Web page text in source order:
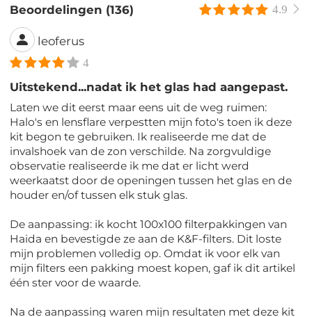
Beoordelingen (136) 4.9
leoferus
4
Uitstekend...nadat ik het glas had aangepast.
Laten we dit eerst maar eens uit de weg ruimen:
Halo's en lensflare verpestten mijn foto's toen ik deze
kit begon te gebruiken. Ik realiseerde me dat de
invalshoek van de zon verschilde. Na zorgvuldige
observatie realiseerde ik me dat er licht werd
weerkaatst door de openingen tussen het glas en de
houder en/of tussen elk stuk glas.
De aanpassing: ik kocht 100x100 filterpakkingen van
Haida en bevestigde ze aan de K&F-filters. Dit loste
mijn problemen volledig op. Omdat ik voor elk van
mijn filters een pakking moest kopen, gaf ik dit artikel
één ster voor de waarde.
Na de aanpassing waren mijn resultaten met deze kit